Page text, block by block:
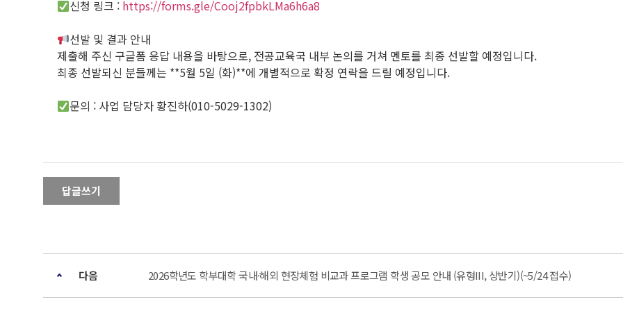
신청 링크 : https://forms.gle/Cooj2fpbkLMa6h6a8
선발 및 결과 안내
제출해 주신 구글폼 응답 내용을 바탕으로, 전공교육국 내부 논의를 거쳐 멘토를 최종 선발할 예정입니다.
최종 선발되신 분들께는 **5월 5일 (화)**에 개별적으로 확정 연락을 드릴 예정입니다.
문의 : 사업 담당자 황진하(010-5029-1302)
답글쓰기
다음 2026학년도 학부대학 국내·해외 현장체험 비교과 프로그램 학생 공모 안내 (유형III, 상반기)(~5/24 접수)